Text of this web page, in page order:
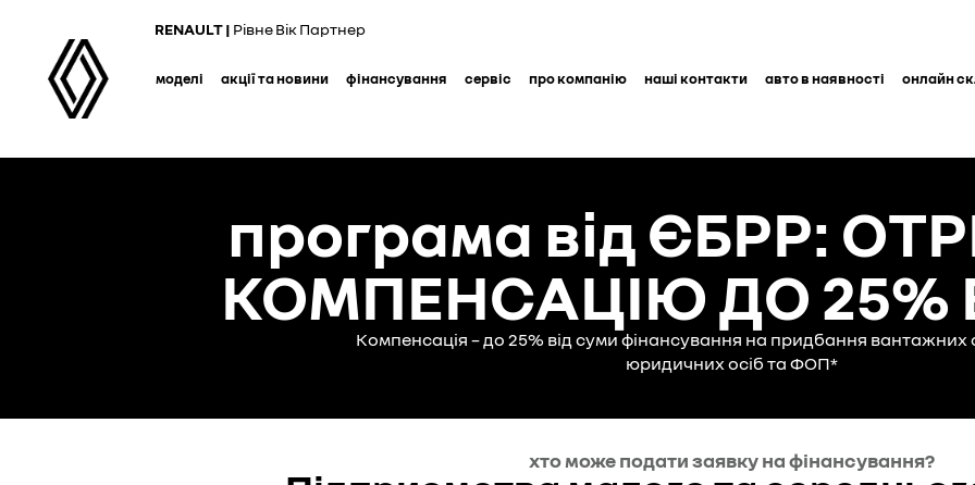
content
RENAULT | Рівне Вік Партнер
моделі акції та новини фінансування сервіс про компанію наші контакти авто в наявності онлайн
програма від ЄБРР:
КОМПЕНСАЦІЮ ДО 25%
Компенсація – до 25% від суми фінансування на придбання вантажних
юридичних осіб та ФОП*
хто може подати заявку на фінансування?